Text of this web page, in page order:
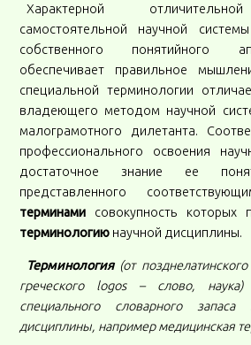
Характерной
самостоятельной научной
собственного понятийного
обеспечивает правильное
специальной терминологии
владеющего методом научной
малограмотного дилетанта.
профессионального освоения
достаточное знание ее
представленного
терминами совокупность которых
терминологию научной дисциплины.
Терминология(от
греческого logos – слово, наука)
специального словарного запаса
дисциплины, например медицинская